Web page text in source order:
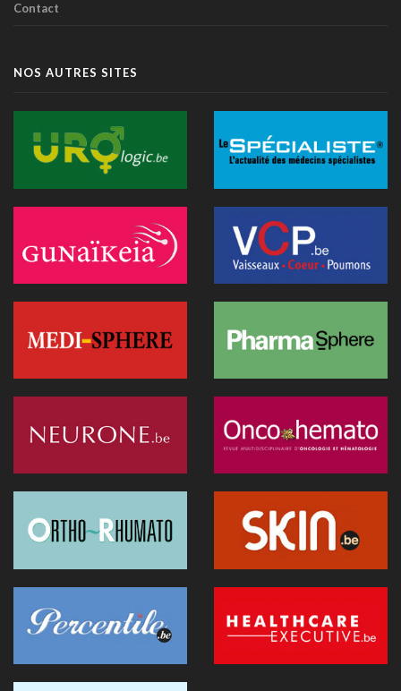
01 juillet 2026 - 13:12
déploiement de l'IA dans les soins
dentistes sans suppléments BIM
27 juin 2026 - 15:09
Canicule : un hôpital flamand contraint de reporter des
opérations après la surchauffe d’un serveur
25 juin 2026 - 11:49
e-santé
Les exosquelettes arrivent en consultation : ce que les
24 juin 2026 - 09:32
IA en santé mentale : entre accès aux soins et sécurité des
La plus vaste étude jamais publiée mesure une décennie de
médecine numérique aux États-Unis
Abrumet soupçonne une volonté fédérale de centraliser les
Contact
NOS AUTRES SITES